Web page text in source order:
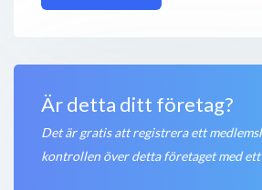
Är detta ditt företag?
Det är gratis att registrera ett
kontrollen över detta företaget med